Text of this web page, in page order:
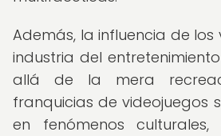
Además, la influencia de los
industria del
allá de la mera
franquicias de videojuegos
en fenómenos